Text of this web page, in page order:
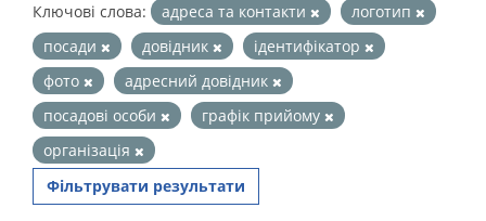
Ключові слова: адреса та контакти
логотип
посади
довідник
ідентифікатор
фото
адресний довідник
посадові особи
графік прийому
організація
Фільтрувати результати